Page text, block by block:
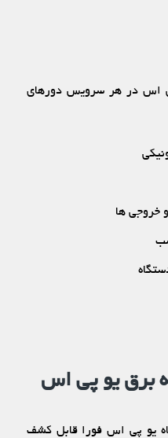
اس در هر سرویس دوره‏ای
خروجی‏ ها
برق یو پی اس
یو پی اس فورا قابل کشف